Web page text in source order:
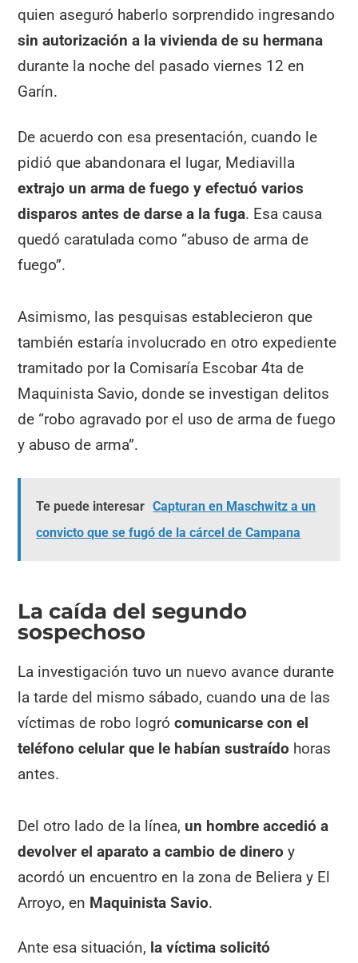
quien aseguró haberlo sorprendido ingresando
sin autorización a la vivienda de su hermana
durante la noche del pasado viernes 12 en
Garín.
De acuerdo con esa presentación, cuando le
pidió que abandonara el lugar, Mediavilla
extrajo un arma de fuego y efectuó varios
disparos antes de darse a la fuga. Esa causa
quedó caratulada como “abuso de arma de
fuego”.
Asimismo, las pesquisas establecieron que
también estaría involucrado en otro expediente
tramitado por la Comisaría Escobar 4ta de
Maquinista Savio, donde se investigan delitos
de “robo agravado por el uso de arma de fuego
y abuso de arma”.
Te puede interesar Capturan en Maschwitz a un
convicto que se fugó de la cárcel de Campana
La caída del segundo
sospechoso
La investigación tuvo un nuevo avance durante
la tarde del mismo sábado, cuando una de las
víctimas de robo logró comunicarse con el
teléfono celular que le habían sustraído horas
antes.
Del otro lado de la línea, un hombre accedió a
devolver el aparato a cambio de dinero y
acordó un encuentro en la zona de Beliera y El
Arroyo, en Maquinista Savio.
Ante esa situación, la víctima solicitó